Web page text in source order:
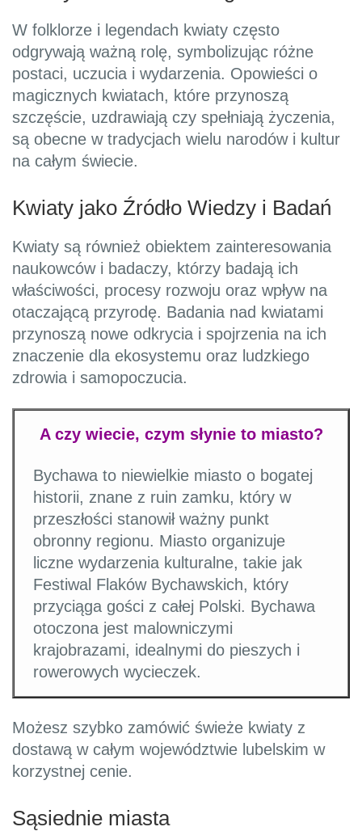
W folklorze i legendach kwiaty często
odgrywają ważną rolę, symbolizując różne
postaci, uczucia i wydarzenia. Opowieści o
magicznych kwiatach, które przynoszą
szczęście, uzdrawiają czy spełniają życzenia,
są obecne w tradycjach wielu narodów i kultur
na całym świecie.
Kwiaty jako Źródło Wiedzy i Badań
Kwiaty są również obiektem zainteresowania
naukowców i badaczy, którzy badają ich
właściwości, procesy rozwoju oraz wpływ na
otaczającą przyrodę. Badania nad kwiatami
przynoszą nowe odkrycia i spojrzenia na ich
znaczenie dla ekosystemu oraz ludzkiego
zdrowia i samopoczucia.
A czy wiecie, czym słynie to miasto?
Bychawa to niewielkie miasto o bogatej
historii, znane z ruin zamku, który w
przeszłości stanowił ważny punkt
obronny regionu. Miasto organizuje
liczne wydarzenia kulturalne, takie jak
Festiwal Flaków Bychawskich, który
przyciąga gości z całej Polski. Bychawa
otoczona jest malowniczymi
krajobrazami, idealnymi do pieszych i
rowerowych wycieczek.
Możesz szybko zamówić świeże kwiaty z
dostawą w całym województwie lubelskim w
korzystnej cenie.
Sąsiednie miasta